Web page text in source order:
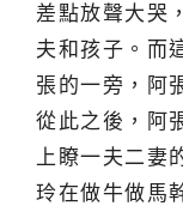
差點放聲大哭
夫和孩子。而
張的一旁，阿
從此之後，阿
上瞭一夫二妻
玲在做牛做馬